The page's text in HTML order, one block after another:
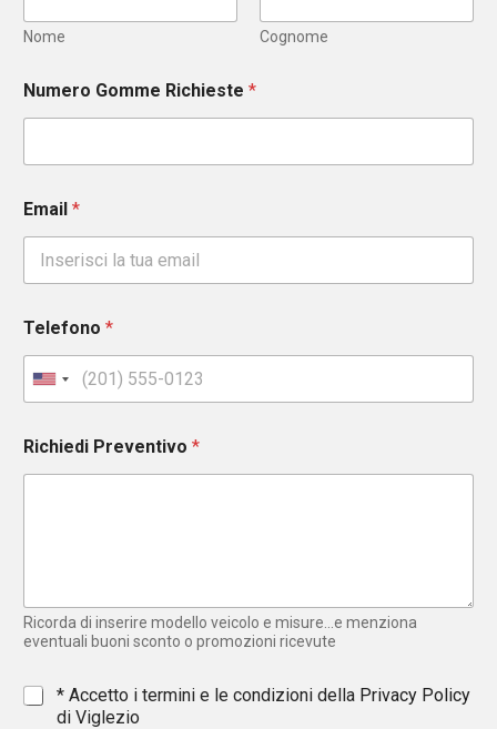
Nome Cognome
Numero Gomme Richieste *
Email *
Telefono *
U
n
t
e
e
s
Richiedi Preventivo *
Ricorda di inserire modello veicolo e misure...e menziona
eventuali buoni sconto o promozioni ricevute
* * Accetto i termini e le condizioni della Privacy Policy
di Viglezio